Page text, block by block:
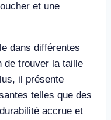
et une
dans différentes
de trouver la taille
il présente
telles que des
accrue et